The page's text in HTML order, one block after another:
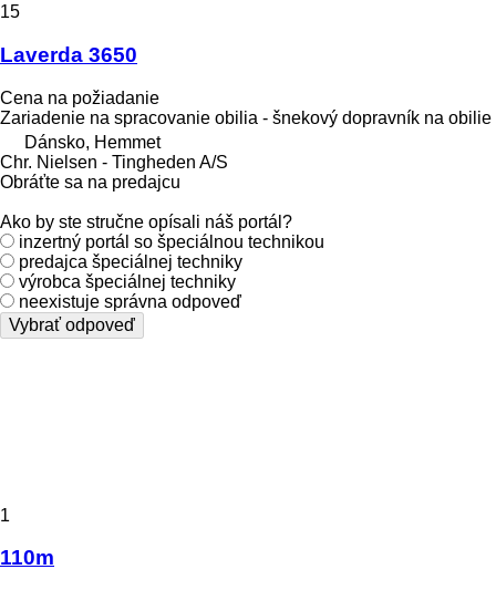
15
Laverda 3650
Cena na požiadanie
Zariadenie na spracovanie obilia - šnekový dopravník na obilie
Dánsko, Hemmet
Chr. Nielsen - Tingheden A/S
Obráťte sa na predajcu
Ako by ste stručne opísali náš portál?
inzertný portál so špeciálnou technikou
predajca špeciálnej techniky
výrobca špeciálnej techniky
neexistuje správna odpoveď
Vybrať odpoveď
1
110m